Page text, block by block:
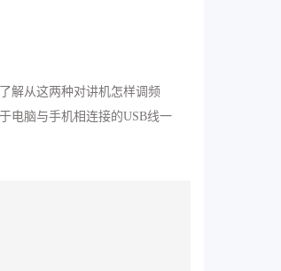
解从这两种对讲机怎样调频
电脑与手机相连接的USB线一